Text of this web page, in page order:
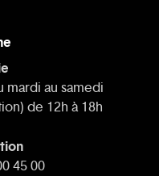
mardi au samedi
de 12h à 18h
45 00